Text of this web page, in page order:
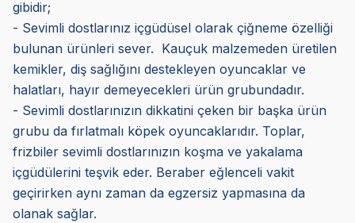
gibidir;
- Sevimli dostlarınız içgüdüsel olarak çiğneme özelliği
bulunan ürünleri sever. Kauçuk malzemeden üretilen
kemikler, diş sağlığını destekleyen oyuncaklar ve
halatları, hayır demeyecekleri ürün grubundadır.
- Sevimli dostlarınızın dikkatini çeken bir başka ürün
grubu da fırlatmalı köpek oyuncaklarıdır. Toplar,
frizbiler sevimli dostlarınızın koşma ve yakalama
içgüdülerini teşvik eder. Beraber eğlenceli vakit
geçirirken aynı zaman da egzersiz yapmasına da
olanak sağlar.